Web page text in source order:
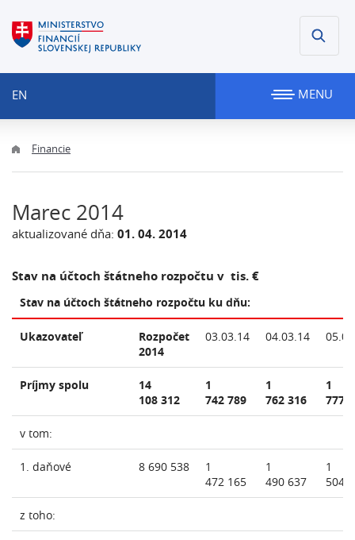
EN MENU
Financie
Marec 2014
aktualizované dňa: 01. 04. 2014
Stav na účtoch štátneho rozpočtu v tis. €
Stav na účtoch štátneho rozpočtu ku dňu:
Ukazovateľ
Rozpočet
2014
03.03.14 04.03.14
Príjmy spolu
14
108 312
1
742 789
1
762 316
1
777
v tom:
1. daňové 8 690 538
1
472 165
1
490 637
1
504
z toho: